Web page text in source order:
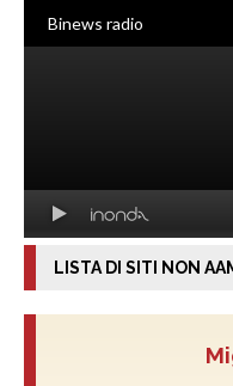
LISTA DI SITI NON